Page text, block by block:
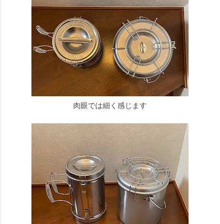
肉眼では細く感じます